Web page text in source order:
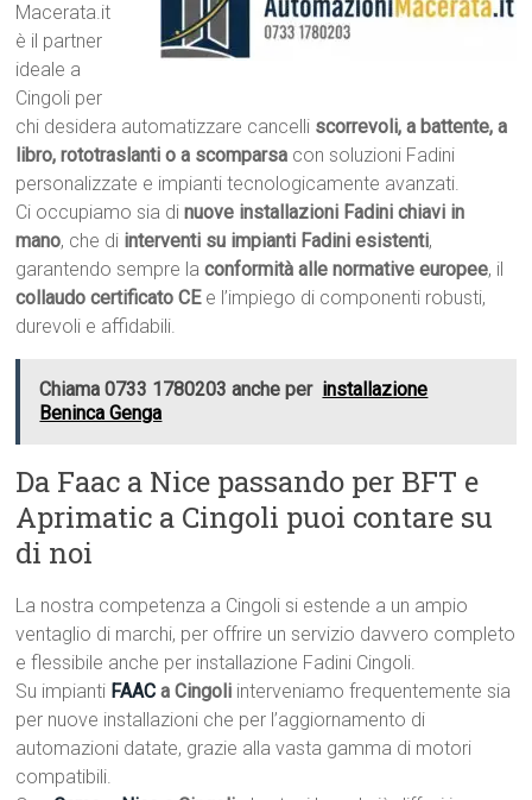
Macerata.it
è il partner
ideale a
Cingoli per
chi desidera automatizzare cancelli scorrevoli, a battente, a
libro, rototraslanti o a scomparsa con soluzioni Fadini
personalizzate e impianti tecnologicamente avanzati.
Ci occupiamo sia dinuove installazioni Fadini chiavi in
mano, che di interventi su impianti Fadini esistenti,
garantendo sempre laconformità alle normative europee, il
collaudo certificato CEe l’impiego di componenti robusti,
durevoli e affidabili.
Chiama 0733 1780203 anche per installazione
Beninca Genga
Da Faac a Nice passando per BFT e
Aprimatic a Cingoli puoi contare su
di noi
La nostra competenza a Cingoli si estende a un ampio
ventaglio di marchi, per offrire un servizio davvero completo
e flessibile anche per installazione Fadini Cingoli.
Su impianti FAAC a Cingoli interveniamo frequentemente sia
per nuove installazioni che per l’aggiornamento di
automazioni datate, grazie alla vasta gamma di motori
compatibili.